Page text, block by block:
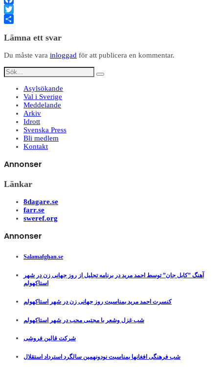
Facebook
Twitter
Lämna ett svar
Du måste vara inloggad för att publicera en kommentar.
Asylsökande
Val i Sverige
Meddelande
Arkiv
Idrott
Svenska Press
Bli medlem
Kontakt
Annonser
Länkar
8dagare.se
farr.se
sweref.org
Annonser
Salamafghan.se
آهنگ ”کابل جان” توسط احمد مرید در برنامه تجلیل از روز جهانی زن در شهر
استاکهولم
کنسرت احمد مرید بمناسبت روز جهانی زن در شهر استاکهولم
شب غزل وشعر با مجتبی محب در شهر استاکهولم
شرکت قالین فروشی
شب فرهنگی افغانها بمناسبت نودونهمین سالگرد استرداد استقلال